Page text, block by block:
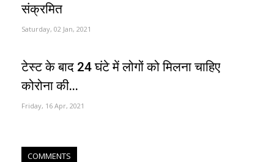
संक्रमित
Saturday, 02 Jan, 2021
टेस्ट के बाद 24 घंटे में लोगों को मिलना चाहिए
कोरोना की...
Friday, 16 Apr, 2021
COMMENTS